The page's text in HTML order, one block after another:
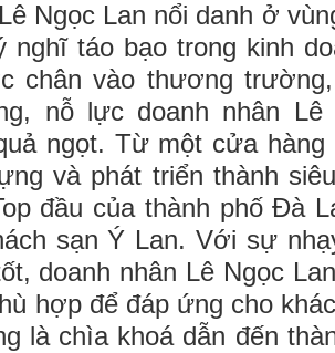
Ngọc Lan nổi danh ở
nghĩ táo bạo trong kinh
chân vào thương
nỗ lực doanh nhân
ngọt. Từ một cửa hàng
và phát triển thành
đầu của thành phố Đà
sạn Ý Lan. Với sự
doanh nhân Lê Ngọc
hợp để đáp ứng cho
là chìa khoá dẫn đến